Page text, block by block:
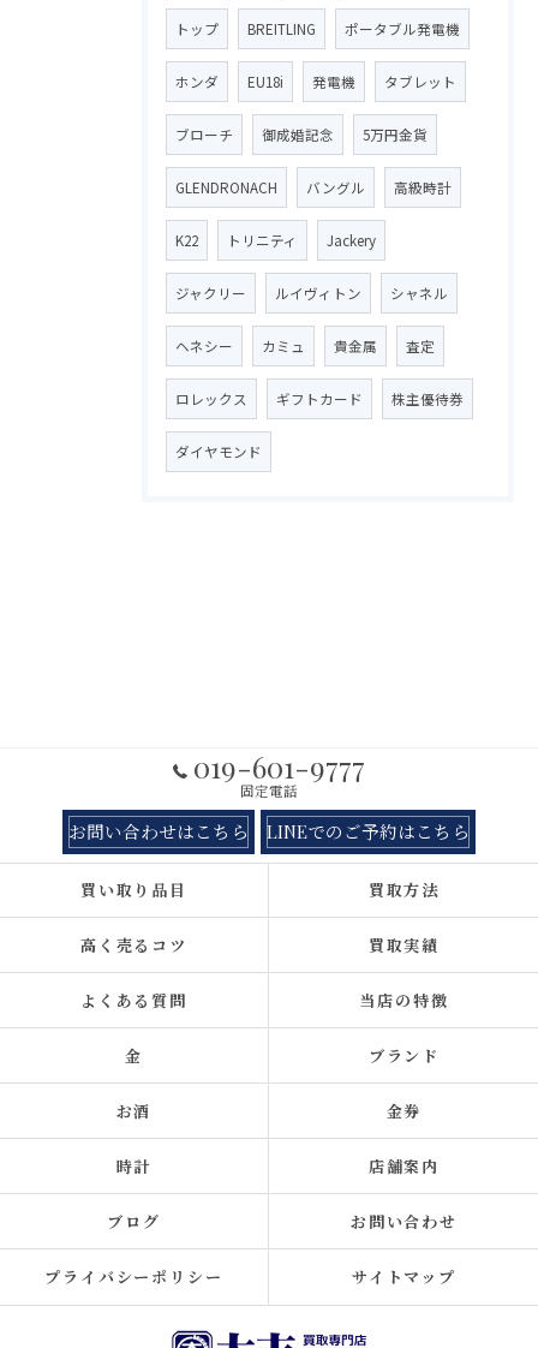
トップ BREITLING ポータブル発電機
ホンダ EU18i 発電機 タブレット
ブローチ 御成婚記念 5万円金貨
GLENDRONACH バングル 高級時計
K22 トリニティ Jackery
ジャクリー ルイヴィトン シャネル
ヘネシー カミュ 貴金属 査定
ロレックス ギフトカード 株主優待券
ダイヤモンド
019-601-9777
固定電話
お問い合わせはこちら LINEでのご予約はこちら
買い取り品目 買取方法
高く売るコツ 買取実績
よくある質問 当店の特徴
金 ブランド
お酒 金券
時計 店舗案内
ブログ お問い合わせ
プライバシーポリシー サイトマップ